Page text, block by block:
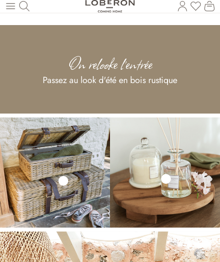
Revenir au contenu principal
Vous
On relooke l'entrée
Passez au look d'été en bois rustique